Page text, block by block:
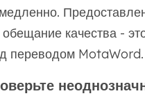
обещание качества -
переводом MotaWord.